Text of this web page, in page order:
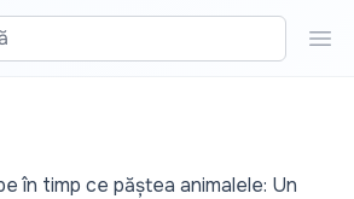
în timp ce păștea animalele: Un